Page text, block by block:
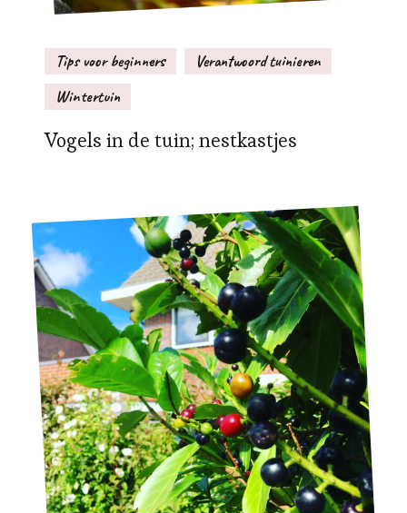
Tips voor beginners
Verantwoord tuinieren
Wintertuin
Vogels in de tuin; nestkastjes